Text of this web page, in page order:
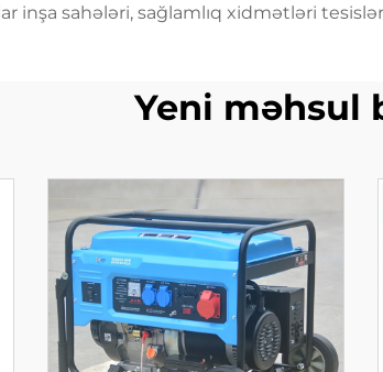
inşa sahələri, sağlamlıq xidmətləri
Yeni məhsul